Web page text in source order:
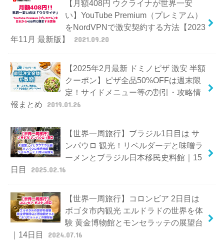
【月額408円 ウクライナが世界一安
い】YouTube Premium（プレミアム）
をNordVPNで激安契約する方法【2023
年11月 最新版】
2021.09.20
【2025年2月最新 ドミノピザ 激安 半額
クーポン】ピザ全品50%OFFは週末限
定！サイドメニュー等の割引・攻略情
報まとめ
2019.01.26
【世界一周旅行】ブラジル1日目は サ
ンパウロ 観光！リベルダーデと味噌ラ
ーメンとブラジル日本移民史料館｜15
日目
2025.02.16
【世界一周旅行】コロンビア 2日目は
ボゴタ市内観光 エルドラドの世界を体
験 黄金博物館とモンセラッテの展望台
｜14日目
2024.07.16